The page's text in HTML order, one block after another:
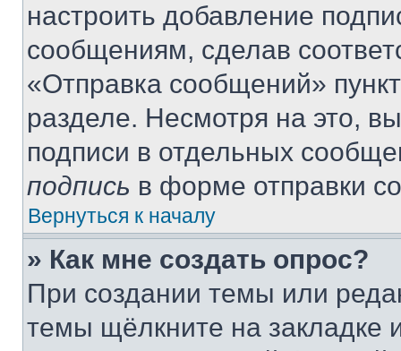
настроить добавление
сообщениям, сделав
«Отправка сообщений»
разделе. Несмотря на это,
подписи в отдельных
подпись в форме отправки
Вернуться к началу
» Как мне создать опрос?
При создании темы или
темы щёлкните на